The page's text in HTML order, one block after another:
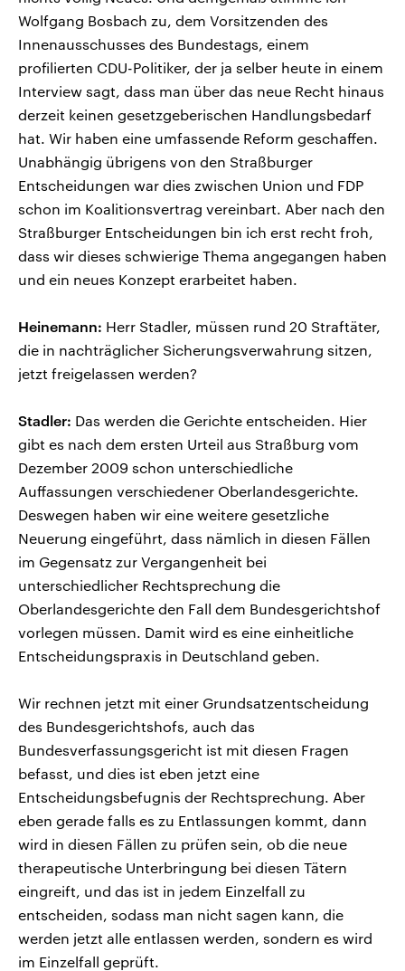
Wolfgang Bosbach zu, dem Vorsitzenden des
Innenausschusses des Bundestags, einem
profilierten CDU-Politiker, der ja selber heute in einem
Interview sagt, dass man über das neue Recht hinaus
derzeit keinen gesetzgeberischen Handlungsbedarf
hat. Wir haben eine umfassende Reform geschaffen.
Unabhängig übrigens von den Straßburger
Entscheidungen war dies zwischen Union und FDP
schon im Koalitionsvertrag vereinbart. Aber nach den
Straßburger Entscheidungen bin ich erst recht froh,
dass wir dieses schwierige Thema angegangen haben
und ein neues Konzept erarbeitet haben.
Heinemann: Herr Stadler, müssen rund 20 Straftäter,
die in nachträglicher Sicherungsverwahrung sitzen,
jetzt freigelassen werden?
Stadler: Das werden die Gerichte entscheiden. Hier
gibt es nach dem ersten Urteil aus Straßburg vom
Dezember 2009 schon unterschiedliche
Auffassungen verschiedener Oberlandesgerichte.
Deswegen haben wir eine weitere gesetzliche
Neuerung eingeführt, dass nämlich in diesen Fällen
im Gegensatz zur Vergangenheit bei
unterschiedlicher Rechtsprechung die
Oberlandesgerichte den Fall dem Bundesgerichtshof
vorlegen müssen. Damit wird es eine einheitliche
Entscheidungspraxis in Deutschland geben.
Wir rechnen jetzt mit einer Grundsatzentscheidung
des Bundesgerichtshofs, auch das
Bundesverfassungsgericht ist mit diesen Fragen
befasst, und dies ist eben jetzt eine
Entscheidungsbefugnis der Rechtsprechung. Aber
eben gerade falls es zu Entlassungen kommt, dann
wird in diesen Fällen zu prüfen sein, ob die neue
therapeutische Unterbringung bei diesen Tätern
eingreift, und das ist in jedem Einzelfall zu
entscheiden, sodass man nicht sagen kann, die
werden jetzt alle entlassen werden, sondern es wird
im Einzelfall geprüft.